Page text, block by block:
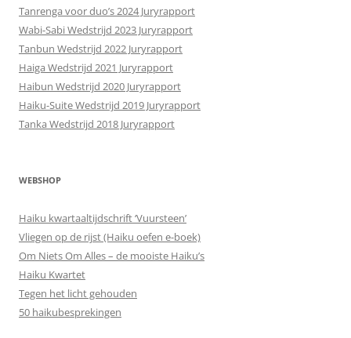
Tanrenga voor duo’s 2024 Juryrapport
Wabi-Sabi Wedstrijd 2023 Juryrapport
Tanbun Wedstrijd 2022 Juryrapport
Haiga Wedstrijd 2021 Juryrapport
Haibun Wedstrijd 2020 Juryrapport
Haiku-Suite Wedstrijd 2019 Juryrapport
Tanka Wedstrijd 2018 Juryrapport
WEBSHOP
Haiku kwartaaltijdschrift ‘Vuursteen’
Vliegen op de rijst (Haiku oefen e-boek)
Om Niets Om Alles – de mooiste Haiku’s
Haiku Kwartet
Tegen het licht gehouden
50 haikubesprekingen